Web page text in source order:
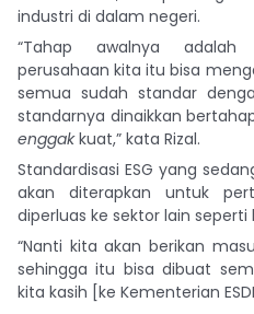
industri di dalam negeri.
“Tahap awalnya adalah
perusahaan kita itu bisa
semua sudah standar
standarnya dinaikkan
enggakkuat,” kata Rizal.
Standardisasi ESG yang
akan diterapkan untuk
diperluas ke sektor lain seperti
“Nanti kita akan berikan
sehingga itu bisa dibuat
kita kasih [ke Kementerian